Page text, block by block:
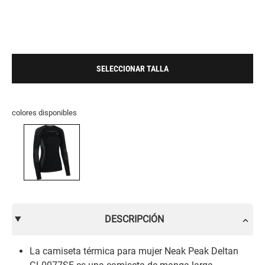
SELECCIONAR TALLA
colores disponibles
DESCRIPCIÓN
La camiseta térmica para mujer Neak Peak Deltan